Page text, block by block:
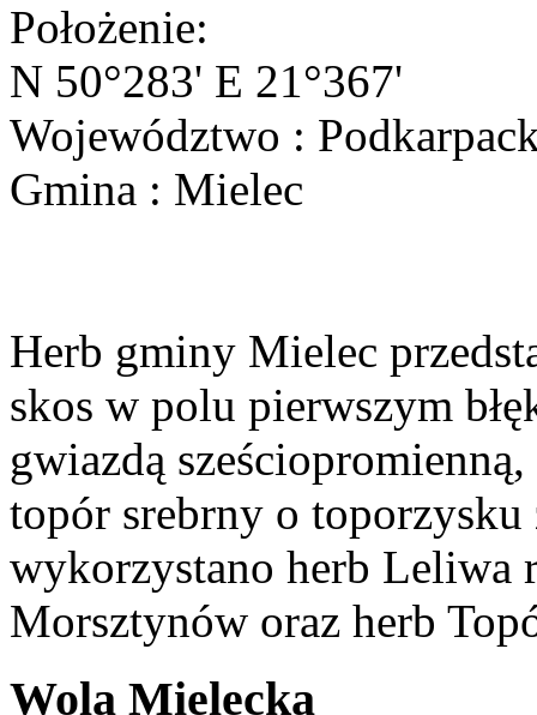
Położenie:
N 50°283' E 21°367'
Województwo :
Gmina : Mielec
Herb gminy Mielec
skos w polu pierwszym
gwiazdą
topór srebrny o
wykorzystano herb Leliwa
Morsztynów oraz herb
Wola Mielecka